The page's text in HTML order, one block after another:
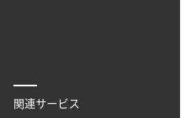
関連サービス